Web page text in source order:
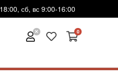
сб, вс 9:00-16:00
0